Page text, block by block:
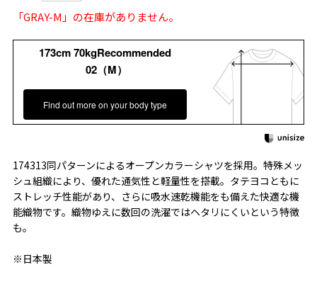
「GRAY-M」の在庫がありません。
173cm 70kgRecommended
02（M）
Find out more on your body type
174313同パターンによるオープンカラーシャツを採用。特殊メッ
シュ組織により、優れた通気性と軽量性を搭載。タテヨコともに
ストレッチ性能があり、さらに吸水速乾機能をも備えた快適な機
能織物です。織物ゆえに数回の洗濯ではヘタリにくいという特徴
も。
※日本製